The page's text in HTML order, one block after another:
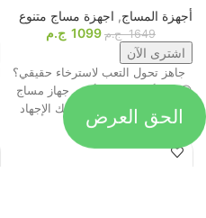
أجهزة المساج, اجهزة مساج متنوع
1649 ج.م 1099 ج.م
اشترى الآن
جاهز تحول التعب لاسترخاء حقيقي؟
😍💆‍♂️ وأخيرًا، وصل أقوى جهاز مساج
رباعي الرؤوس اللي هينسيك الإجهاد
تمامًا! 🔥
الحق العرض